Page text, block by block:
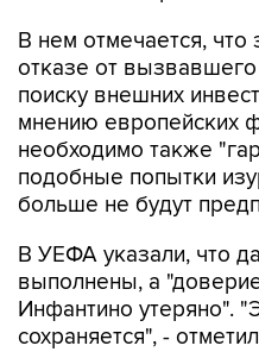
В нем отмечается,
отказе от
поиску внешних
мнению европейских
необходимо также
подобные попытки
больше не будут
В УЕФА указали, что
выполнены, а
Инфантино утеряно".
сохраняется", -